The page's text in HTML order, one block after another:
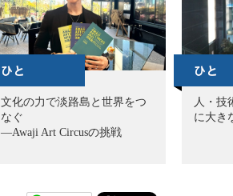
文化の力で淡路島と世界をつ
なぐ
—Awaji Art Circusの挑戦
人・技
に大き